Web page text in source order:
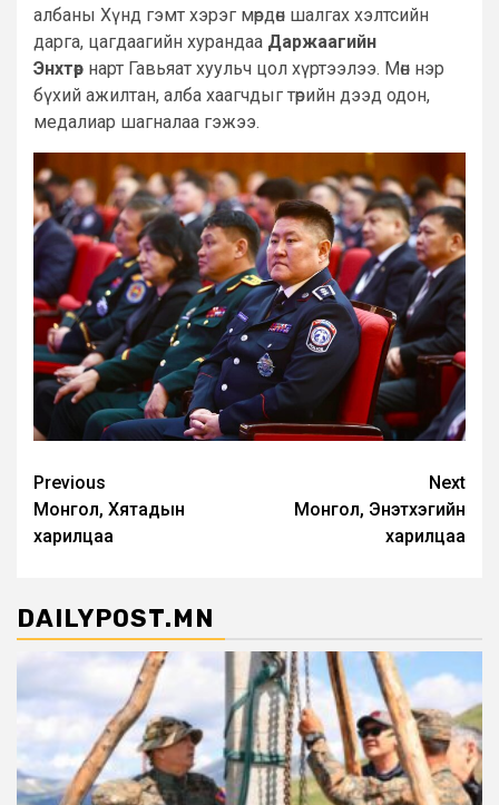
албаны Хүнд гэмт хэрэг мөрдөн шалгах хэлтсийн
дарга, цагдаагийн хурандаа Даржаагийн
Энхтөр нарт Гавьяат хуульч цол хүртээлээ. Мөн нэр
бүхий ажилтан, алба хаагчдыг төрийн дээд одон,
медалиар шагналаа гэжээ.
Post
navigation
Previous
Монгол, Хятадын
харилцаа
Next
Монгол, Энэтхэгийн
харилцаа
DAILYPOST.MN